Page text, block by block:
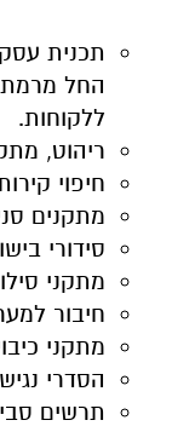
תכנית
החל
ללקוחות.
ריהוט,
חיפוי
מתקנים
סידורי
מתקני
חיבור
מתקני
הסדרי
תרשים